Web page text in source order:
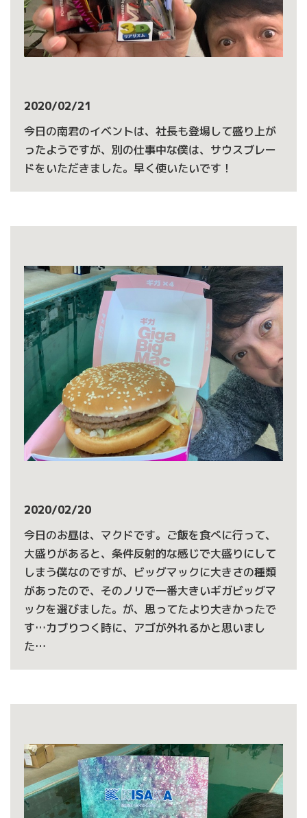
2020/02/21
今日の南君のイベントは、社長も登場して盛り上が
ったようですが、別の仕事中な僕は、サウスブレー
ドをいただきました。早く使いたいです！
2020/02/20
今日のお昼は、マクドです。ご飯を食べに行って、
大盛りがあると、条件反射的な感じで大盛りにして
しまう僕なのですが、ビッグマックに大きさの種類
があったので、そのノリで一番大きいギガビッグマ
ックを選びました。が、思ってたより大きかったで
す…カブりつく時に、アゴが外れるかと思いまし
た…